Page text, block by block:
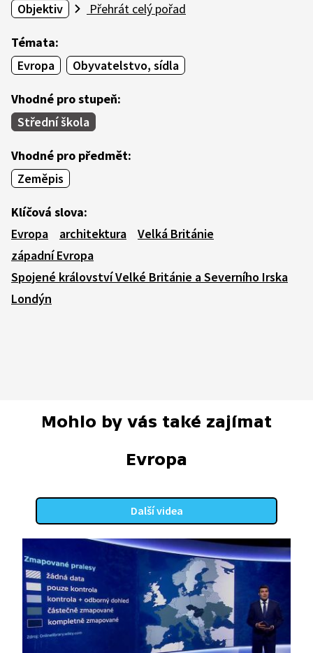
Objektiv
Přehrát celý pořad
Témata:
Evropa
Obyvatelstvo, sídla
Vhodné pro stupeň:
Střední škola
Vhodné pro předmět:
Zeměpis
Klíčová slova:
Evropa
architektura
Velká Británie
západní Evropa
Spojené království Velké Británie a Severního Irska
Londýn
Mohlo by vás také zajímat
Evropa
Další videa